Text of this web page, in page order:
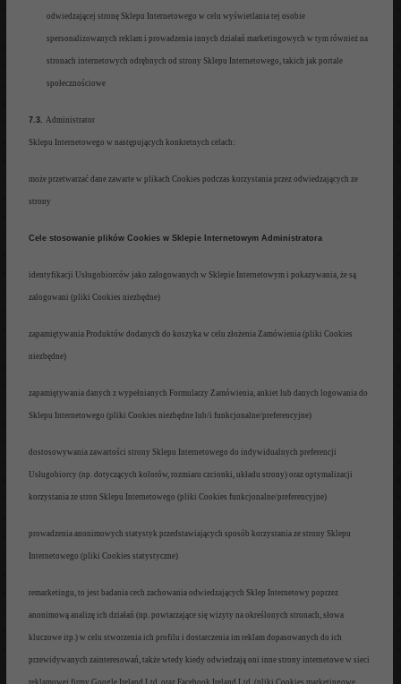
od wiedzającej stronę Sklepu Internetowego w celu wyświetlania tej osobie
spersonalizowanych reklam i prowadzenia innych działań marketingowych w tym również na
stronach internetowych odrębnych od strony Sklepu Internetowego, takich jak portale
społecznościowe
7.3. Administrator
Sklepu Internetowego w następujących konkretnych celach:
może przetwarzać dane zawarte w plikach Cookies podczas korzystania przez odwiedzających ze
strony
Cele stosowanie plików Cookies w Sklepie Internetowym Administratora
identyfikacji Usługobiorców jako za logowanych w Sklepie Internetowym i pokazywania, że są
zalogowani (pliki Cookies niezbędne)
zapamiętywania Produktów dodanych do koszyka w celu złożenia Zamówienia (pliki Cookies
niezbędne)
zapamiętywania danych z wypełnianych Formularzy Zamówienia, ankiet lub danych logowania do
Sklepu Internetowego (pliki Cookies niezbędne lub/i funkcjonalne/preferencyjne)
dostosowywania zawartości strony Sklepu Internetowego do indywidualnych preferencji
Usługobiorcy (np. dotyczących kolorów, rozmiaru czcionki, układu strony) oraz optymalizacji
korzystania ze stron Sklepu Internetowego (pliki Cookies funkcjonalne/preferencyjne)
prowadzenia anonimowych statystyk przedstawiających sposób korzystania ze strony Sklepu
Internetowego (pliki Cookies statystyczne)
remarketingu, to jest badania cech zachowania odwiedzających Sklep Internetowy poprzez
anonimową analizę ich działań (np. powtarzające się wizyty na określonych stronach, słowa
kluczowe itp.) w celu stworzenia ich profilu i dostarczenia im reklam dopasowanych do ich
przewidywanych zainteresowań, także wtedy kiedy odwiedzają oni inne strony internetowe w sieci